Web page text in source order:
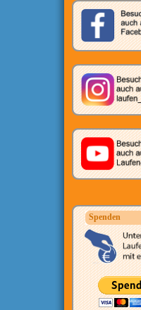
Spenden